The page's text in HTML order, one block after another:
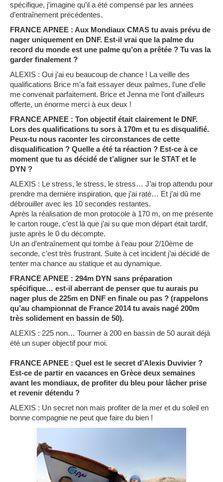
spécifique, j’imagine qu’il a été compensé par les années
d’entraînement précédentes.
FRANCE APNEE : Aux Mondiaux CMAS tu avais prévu de
nager uniquement en DNF. Est-il vrai que la palme du
record du monde est une palme qu’on a prêtée ? Tu vas la
garder finalement ?
ALEXIS : Oui j’ai eu beaucoup de chance ! La veille des
qualifications Brice m’a fait essayer deux palmes, l’une d’elle
me convenait parfaitement. Brice et Jenna me l’ont d’ailleurs
offerte, un énorme merci à eux deux !
FRANCE APNEE : Ton objectif était clairement le DNF.
Lors des qualifications tu sors à 170m et tu es disqualifié.
Peux-tu nous raconter les circonstances de cette
disqualification ? Quelle a été ta réaction ? Est-ce à ce
moment que tu as décidé de t’aligner sur le STAT et le
DYN ?
ALEXIS : Le stress, le stress, le stress… J’ai trop attendu pour
prendre ma dernière inspiration, que j’ai raté… Et j’ai dû me
débrouiller avec les 10 secondes restantes.
Après la réalisation de mon protocole à 170 m, on me présente
le carton rouge, c’est là que j’ai su que mon départ était tardif,
juste après le 0 du décompte.
Un an d’entraînement qui tombe à l’eau pour 2/10ème de
seconde, c’est très frustrant. Suite à cet incident j’ai décidé de
tenter ma chance au statique et au dynamique.
FRANCE APNEE : 294m DYN sans préparation
spécifique… est-il aberrant de penser que tu aurais pu
nager plus de 225m en DNF en finale ou pas ? (rappelons
qu’au championnat de France 2014 tu avais nagé 200m
très solidement en bassin de 50).
ALEXIS : 225 non… Tourner à 200 en bassin de 50 aurait déjà
été un super objectif pour moi.
FRANCE APNEE : Quel est le secret d’Alexis Duvivier ?
Est-ce de partir en vacances en Grèce deux semaines
avant les mondiaux, de profiter du bleu pour lâcher prise
et revenir détendu ?
ALEXIS : Un secret non mais profiter de la mer et du soleil en
bonne compagnie ne peut que faire du bien !